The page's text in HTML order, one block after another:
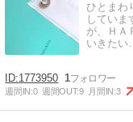
ひとまわ
していま
が、ＨＡ
いきた
1773950 1
週間IN:0 週間OUT:9 月間IN:3